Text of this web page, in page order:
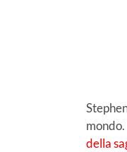
della